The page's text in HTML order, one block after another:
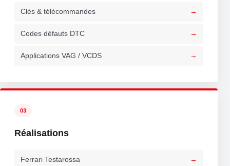
Clés & télécommandes
Codes défauts DTC
Applications VAG / VCDS
03
Réalisations
Ferrari Testarossa